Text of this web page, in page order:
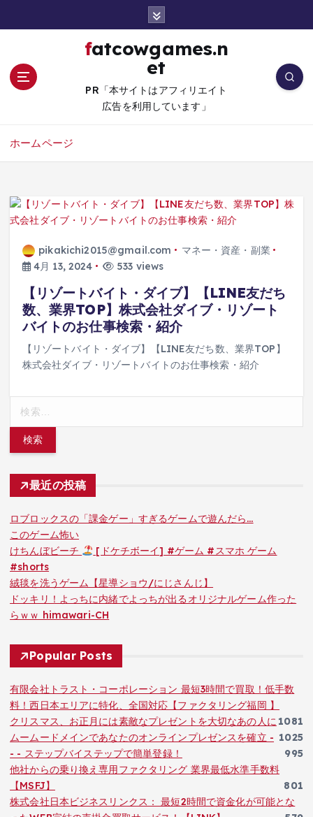
fatcowgames.n
et
PR「本サイトはアフィリエイト
広告を利用しています」
ホームページ
pikakichi2015@gmail.com
マネー・資産・副業
4月 13, 2024
533 views
【リゾートバイト・ダイブ】【LINE友だち
数、業界TOP】株式会社ダイブ・リゾート
バイトのお仕事検索・紹介
【リゾートバイト・ダイブ】【LINE友だち数、業界TOP】
株式会社ダイブ・リゾートバイトのお仕事検索・紹介
最近の投稿
ロブロックスの「課金ゲー」すぎるゲームで遊んだら…
このゲーム怖い
けちんぼビーチ
[ドケチボーイ] #ゲーム #スマホ ゲーム
#shorts
絨毯を洗うゲーム【星導ショウ/にじさんじ】
ドッキリ！よっちに内緒でよっちが出るオリジナルゲーム作った
らｗｗ himawari-CH
Popular Posts
有限会社トラスト・コーポレーション 最短3時間で買取！低手数
料！西日本エリアに特化、全国対応【ファクタリング福岡 】
1081
クリスマス、お正月には素敵なプレゼントを大切なあの人に
1025
ムームードメインであなたのオンラインプレゼンスを確立 -
- - ステップバイステップで簡単登録！
995
他社からの乗り換え専用ファクタリング 業界最低水準手数料
【MSFJ】
801
株式会社日本ビジネスリンクス： 最短2時間で資金化が可能とな